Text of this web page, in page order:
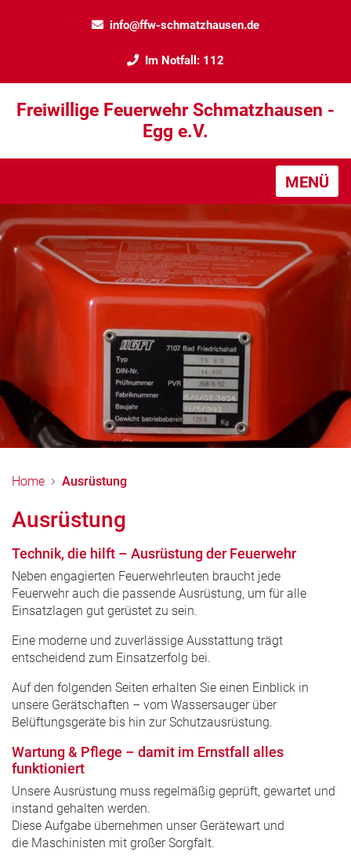
info@ffw-schmatzhausen.de
Im Notfall: 112
Freiwillige Feuerwehr Schmatzhausen -
Egg e.V.
MENÜ
Home Ausrüstung
Ausrüstung
Technik, die hilft – Ausrüstung der Feuerwehr
Neben engagierten Feuerwehrleuten braucht jede
Feuerwehr auch die passende Ausrüstung, um für alle
Einsatzlagen gut gerüstet zu sein.
Eine moderne und zuverlässige Ausstattung trägt
entscheidend zum Einsatzerfolg bei.
Auf den folgenden Seiten erhalten Sie einen Einblick in
unsere Gerätschaften – vom Wassersauger über
Belüftungsgeräte bis hin zur Schutzausrüstung.
Wartung & Pflege – damit im Ernstfall alles
funktioniert
Unsere Ausrüstung muss regelmäßig geprüft, gewartet und
instand gehalten werden.
Diese Aufgabe übernehmen unser Gerätewart und
die Maschinisten mit großer Sorgfalt.